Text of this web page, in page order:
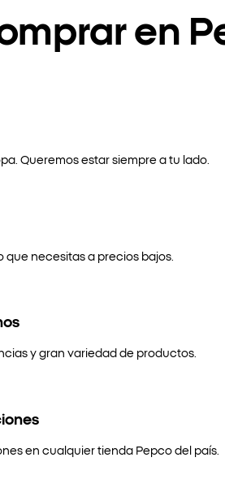
en
Queremos estar siempre a tu lado.
necesitas a precios bajos.
y gran variedad de productos.
en cualquier tienda Pepco del país.